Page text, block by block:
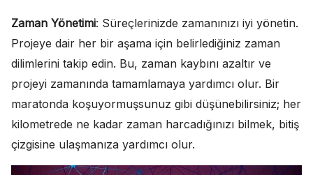
Zaman Yönetimi: Süreçlerinizde zamanınızı iyi yönetin.
Projeye dair her bir aşama için belirlediğiniz zaman
dilimlerini takip edin. Bu, zaman kaybını azaltır ve
projeyi zamanında tamamlamaya yardımcı olur. Bir
maratonda koşuyormuşsunuz gibi düşünebilirsiniz; her
kilometrede ne kadar zaman harcadığınızı bilmek, bitiş
çizgisine ulaşmanıza yardımcı olur.